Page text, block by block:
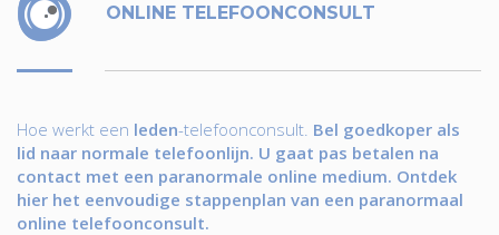
ONLINE TELEFOONCONSULT
Hoe werkt een leden-telefoonconsult. Bel goedkoper als
lid naar normale telefoonlijn. U gaat pas betalen na
contact met een paranormale online medium. Ontdek
hier het eenvoudige stappenplan van een paranormaal
online telefoonconsult.